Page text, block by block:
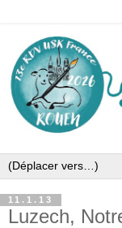
11.1.13
Luzech,